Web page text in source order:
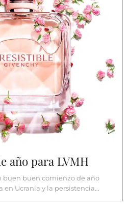
año para LVMH
buen buen comienzo de año
en Ucrania y la persistencia…